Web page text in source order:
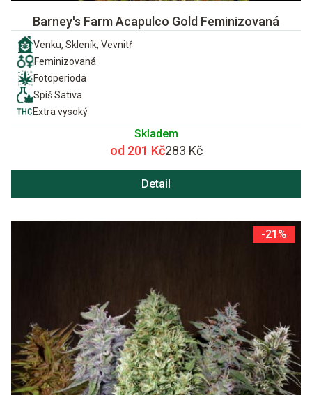
Barney's Farm Acapulco Gold Feminizovaná
Venku, Skleník, Vevnitř
Feminizovaná
Fotoperioda
Spíš Sativa
Extra vysoký
Skladem
od 201 Kč283 Kč
Detail
-21%